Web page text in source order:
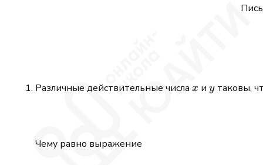
Различные действительные числа x
x и y
yтаковы,
Чему равно выражение